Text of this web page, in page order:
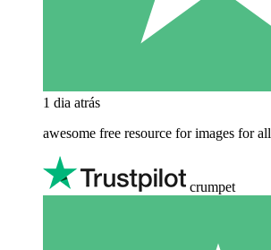
1 dia atrás
awesome free resource for images for
crumpet